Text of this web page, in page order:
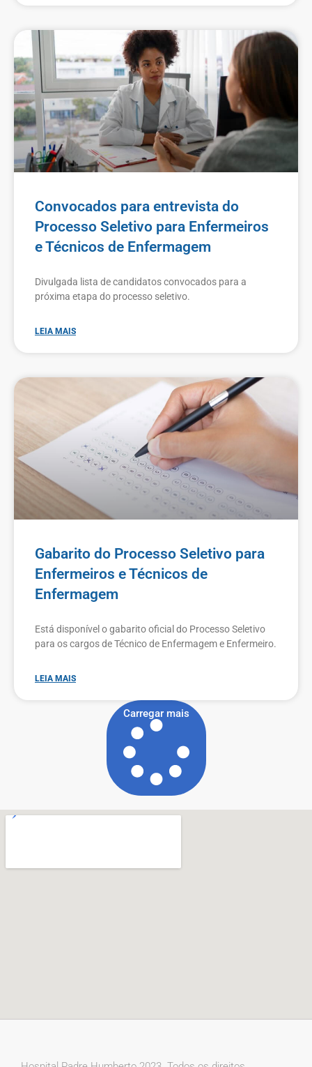
Convocados para entrevista do
Processo Seletivo para Enfermeiros
e Técnicos de Enfermagem
Divulgada lista de candidatos convocados para a
próxima etapa do processo seletivo.
LEIA MAIS
Gabarito do Processo Seletivo para
Enfermeiros e Técnicos de
Enfermagem
Está disponível o gabarito oficial do Processo Seletivo
para os cargos de Técnico de Enfermagem e Enfermeiro.
LEIA MAIS
Carregar mais